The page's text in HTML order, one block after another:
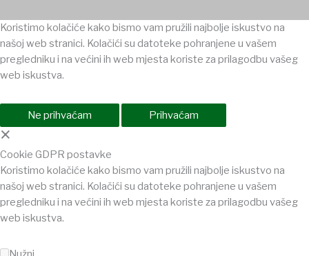
Koristimo kolačiće kako bismo vam pružili najbolje iskustvo na
našoj web stranici. Kolačići su datoteke pohranjene u vašem
pregledniku i na većini ih web mjesta koriste za prilagodbu vašeg
web iskustva.
Ne prihvaćam Prihvaćam
×
Cookie GDPR postavke
Koristimo kolačiće kako bismo vam pružili najbolje iskustvo na
našoj web stranici. Kolačići su datoteke pohranjene u vašem
pregledniku i na većini ih web mjesta koriste za prilagodbu vašeg
web iskustva.